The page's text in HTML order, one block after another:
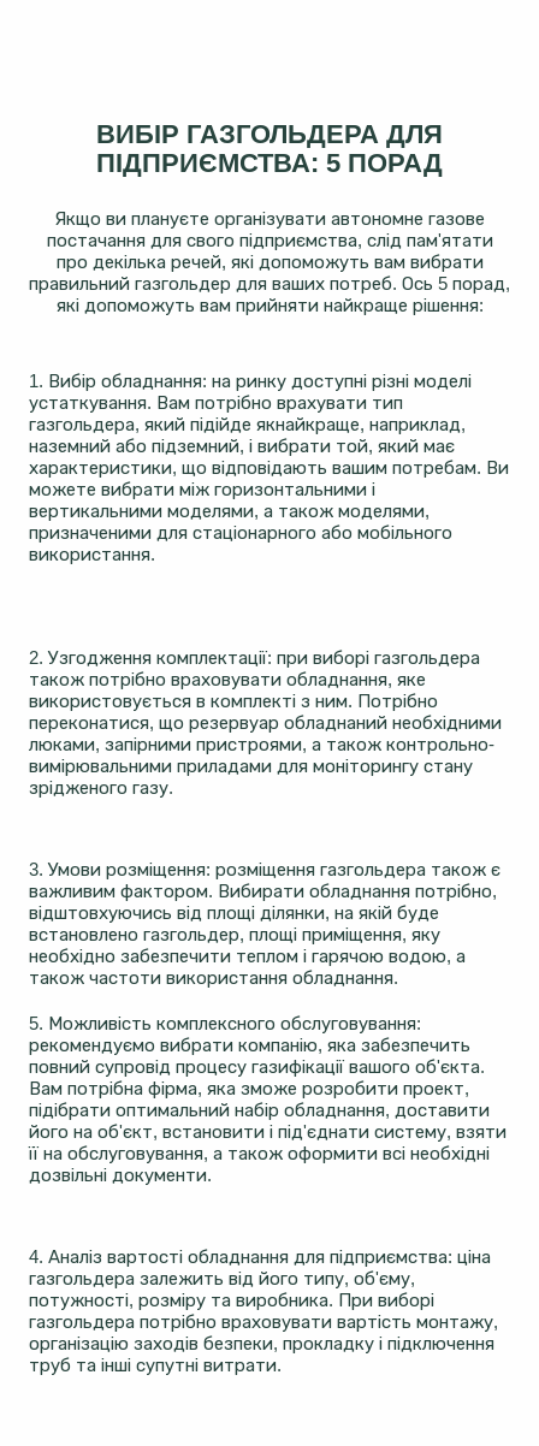
ВИБІР ГАЗГОЛЬДЕРА ДЛЯ
ПІДПРИЄМСТВА: 5 ПОРАД
Якщо ви плануєте організувати автономне газове
постачання для свого підприємства, слід пам'ятати
про декілька речей, які допоможуть вам вибрати
правильний газгольдер для ваших потреб. Ось 5 порад,
які допоможуть вам прийняти найкраще рішення:
1. Вибір обладнання: на ринку доступні різні моделі
устаткування. Вам потрібно врахувати тип
газгольдера, який підійде якнайкраще, наприклад,
наземний або підземний, і вибрати той, який має
характеристики, що відповідають вашим потребам. Ви
можете вибрати між горизонтальними і
вертикальними моделями, а також моделями,
призначеними для стаціонарного або мобільного
використання.
2. Узгодження комплектації: при виборі газгольдера
також потрібно враховувати обладнання, яке
використовується в комплекті з ним. Потрібно
переконатися, що резервуар обладнаний необхідними
люками, запірними пристроями, а також контрольно-
вимірювальними приладами для моніторингу стану
зрідженого газу.
3. Умови розміщення: розміщення газгольдера також є
важливим фактором. Вибирати обладнання потрібно,
відштовхуючись від площі ділянки, на якій буде
встановлено газгольдер, площі приміщення, яку
необхідно забезпечити теплом і гарячою водою, а
також частоти використання обладнання.
5. Можливість комплексного обслуговування:
рекомендуємо вибрати компанію, яка забезпечить
повний супровід процесу газифікації вашого об'єкта.
Вам потрібна фірма, яка зможе розробити проект,
підібрати оптимальний набір обладнання, доставити
його на об'єкт, встановити і під'єднати систему, взяти
її на обслуговування, а також оформити всі необхідні
дозвільні документи.
4. Аналіз вартості обладнання для підприємства: ціна
газгольдера залежить від його типу, об'єму,
потужності, розміру та виробника. При виборі
газгольдера потрібно враховувати вартість монтажу,
організацію заходів безпеки, прокладку і підключення
труб та інші супутні витрати.